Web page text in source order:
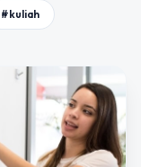
#kuliah